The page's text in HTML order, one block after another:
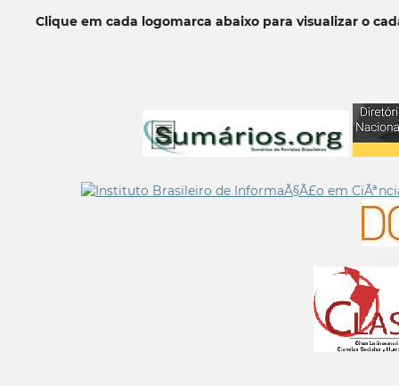
Clique em cada logomarca abaixo para visualizar o